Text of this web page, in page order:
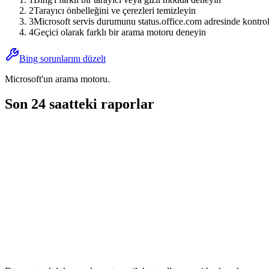
2Tarayıcı önbelleğini ve çerezleri temizleyin
3Microsoft servis durumunu status.office.com adresinde
4Geçici olarak farklı bir arama motoru deneyin
Bing sorunlarını düzelt
Microsoft'un arama motoru.
Son 24 saatteki raporlar